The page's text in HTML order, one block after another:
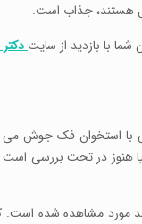
هستند، جذاب است.
با بازدید از سایتدکتر
با استخوان فک جوش می
دارد. دوام ایمپلنت زیرکونیا
مورد مشاهده شده